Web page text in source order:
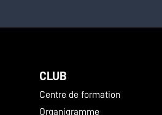
CLUB
Centre de formation
Organigramme